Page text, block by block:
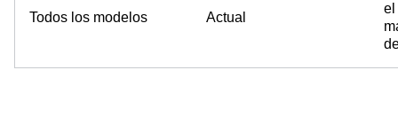
Todos los modelos Actual
el